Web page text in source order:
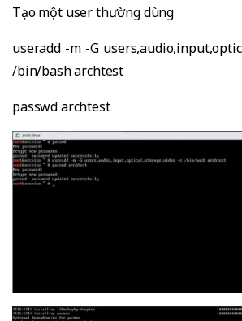
Tạo một user thường dùng
useradd -m -G
/bin/bash archtest
passwd archtest